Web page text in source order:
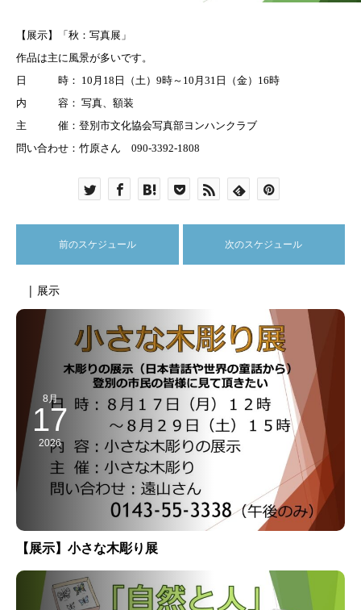
【展示】「秋：写真展」
作品は主に風景が多いです。
日 時： 10 月 18 日（土） 9時～ 10 月31 日（金） 16時
内 容： 写真、額装
主 催：登別市文化協会写真部ヨンハンクラブ
問い合わせ：竹原さん 090-3392-1808
前のスケジュール 次のスケジュール
| 展示
8月
17
2026
【展示】小さな木彫り展